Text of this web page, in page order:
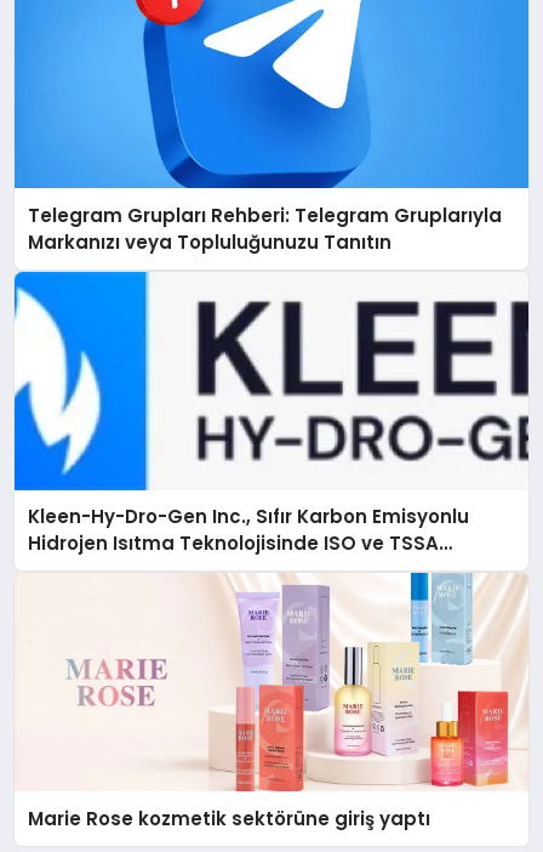
Telegram Grupları Rehberi: Telegram Gruplarıyla
Markanızı veya Topluluğunuzu Tanıtın
Kleen-Hy-Dro-Gen Inc., Sıfır Karbon Emisyonlu
Hidrojen Isıtma Teknolojisinde ISO ve TSSA
Düzenleyici Onaylarını Aldı
Marie Rose kozmetik sektörüne giriş yaptı